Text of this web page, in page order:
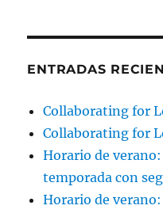
ENTRADAS
Collaborating for
Collaborating for
Horario de
temporada con
Horario de